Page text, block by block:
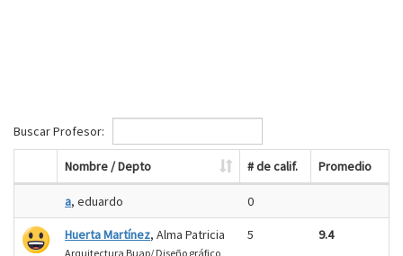
Buscar Profesor:
Nombre / Depto # de calif. Promedio
a, eduardo 0
Huerta Martínez, Alma Patricia
Arquitectura Buap/ Diseño gráfico
5 9.4